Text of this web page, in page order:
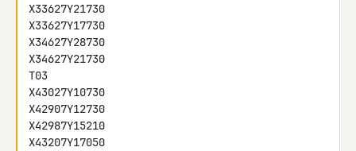
X33627Y21730
X33627Y17730
X34627Y28730
X34627Y21730
T03
X43027Y10730
X42907Y12730
X42987Y15210
X43207Y17050